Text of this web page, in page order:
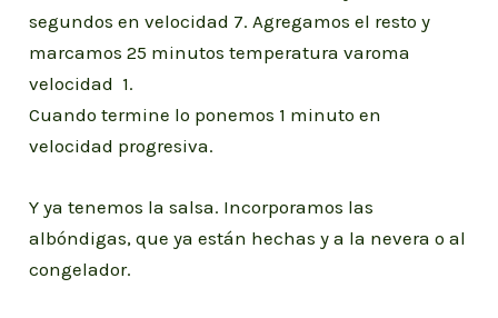
segundos en velocidad 7. Agregamos el resto y
marcamos 25 minutos temperatura varoma
velocidad 1.
Cuando termine lo ponemos 1 minuto en
velocidad progresiva.
Y ya tenemos la salsa. Incorporamos las
albóndigas, que ya están hechas y a la nevera o al
congelador.